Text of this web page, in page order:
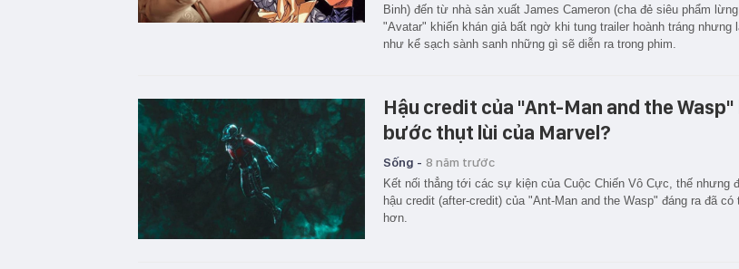
Binh) đến từ nhà sản xuất James Cameron (cha đẻ siêu phẩm
"Avatar" khiến khán giả bất ngờ khi tung trailer hoành tráng nhưng
như kể sạch sành sanh những gì sẽ diễn ra trong phim.
Hậu credit của "Ant-Man and the Wasp"
bước thụt lùi của Marvel?
Sống - 8 năm trước
Kết nối thẳng tới các sự kiện của Cuộc Chiến Vô Cực, thế nhưng
hậu credit (after-credit) của "Ant-Man and the Wasp" đáng ra đã có
hơn.